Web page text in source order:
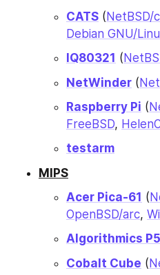
CATS ( NetBSD/
Debian GNU/
IQ80321 (
NetWinder (
Raspberry Pi (
FreeBSD,
testarm
MIPS
Acer Pica-61 (
OpenBSD/arc,
Algorithmics
Cobalt Cube (